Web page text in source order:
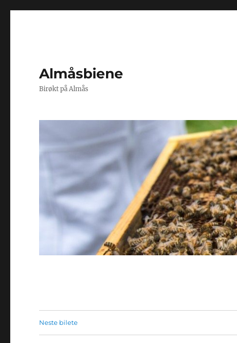
Almåsbiene
Birøkt på Almås
Neste bilete